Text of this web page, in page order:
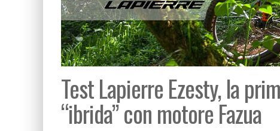
Test Lapierre Ezesty, la
“ibrida” con motore Fazua